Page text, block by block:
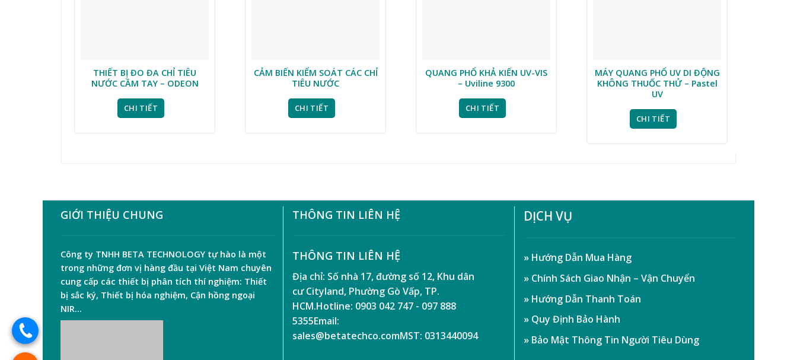
THIẾT BỊ ĐO ĐA CHỈ TIÊU
NƯỚC CẦM TAY – ODEON
CHI TIẾT
CẢM BIẾN KIỂM SOÁT CÁC CHỈ
TIÊU NƯỚC
CHI TIẾT
QUANG PHỔ KHẢ KIẾN UV-VIS
– Uviline 9300
CHI TIẾT
MÁY QUANG PHỔ UV DI ĐỘNG
KHÔNG THUỐC THỬ – Pastel
UV
CHI TIẾT
GIỚI THIỆU CHUNG
Công ty TNHH BETA TECHNOLOGY tự hào là một
trong những đơn vị hàng đầu tại Việt Nam chuyên
cung cấp các thiết bị phân tích thí nghiệm: Thiết
bị sắc ký, Thiết bị hóa nghiệm, Cận hồng ngoại
NIR…
THÔNG TIN LIÊN HỆ
THÔNG TIN LIÊN HỆ
Địa chỉ: Số nhà 17, đường số 12, Khu dân
cư Cityland, Phường Gò Vấp, TP.
HCM.Hotline: 0903 042 747 - 097 888
5355Email:
sales@betatechco.comMST: 0313440094
DỊCH VỤ
» Hướng Dẫn Mua Hàng
» Chính Sách Giao Nhận – Vận Chuyển
» Hướng Dẫn Thanh Toán
» Quy Định Bảo Hành
» Bảo Mật Thông Tin Người Tiêu Dùng